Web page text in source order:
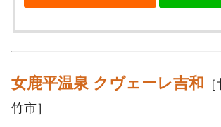
女鹿平温泉 クヴェーレ吉和
竹市］